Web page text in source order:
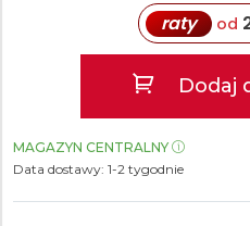
raty od
Dodaj
MAGAZYN CENTRALNY
Data dostawy: 1-2 tygodnie